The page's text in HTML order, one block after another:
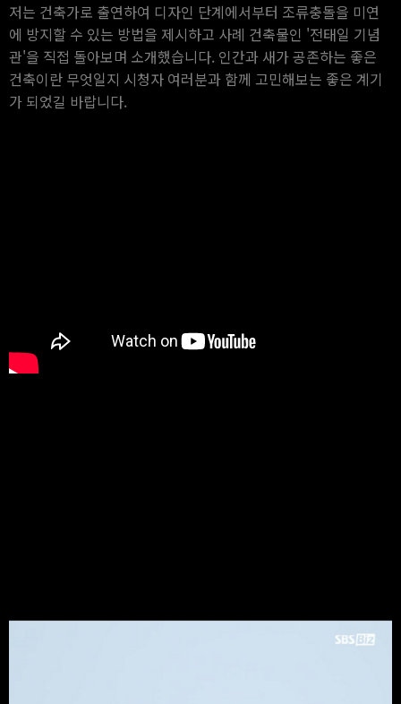
저는 건축가로 출연하여 디자인 단계에서부터 조류충돌을 미연
에 방지할 수 있는 방법을 제시하고 사례 건축물인 '전태일 기념
관'을 직접 돌아보며 소개했습니다. 인간과 새가 공존하는 좋은
건축이란 무엇일지 시청자 여러분과 함께 고민해보는 좋은 계기
가 되었길 바랍니다.